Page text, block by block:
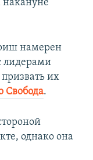
накануне
намерен
лидерами
их
Свобода.
однако она